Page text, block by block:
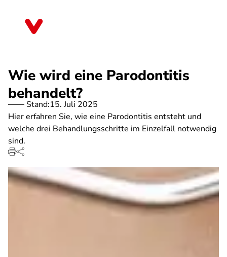
Wie wird eine Parodontitis
behandelt?
Stand:15. Juli 2025
Hier erfahren Sie, wie eine Parodontitis entsteht und
welche drei Behandlungsschritte im Einzelfall notwendig
sind.